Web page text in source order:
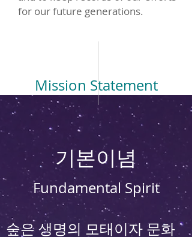
for our future generations.
기본이념
Fundamental Spirit
숲은 생명의 모태이자 문화
Mission Statement